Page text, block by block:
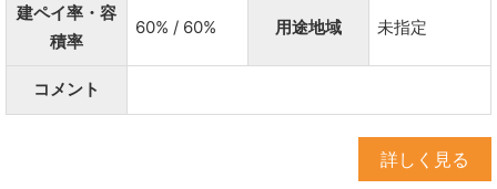
建ペイ率・容
積率
60% / 60% 用途地域 未指定
コメント
詳しく見る